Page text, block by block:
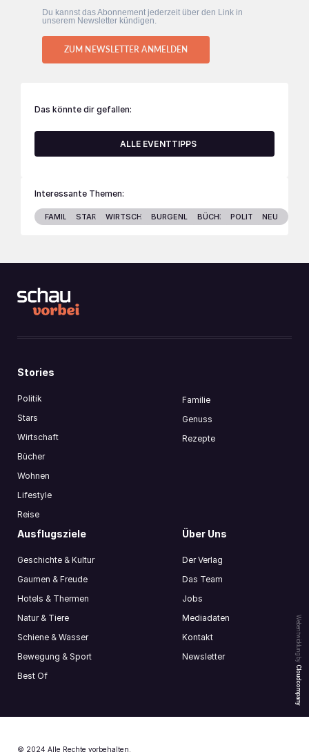
Du kannst das Abonnement jederzeit über den Link in
unserem Newsletter kündigen.
ZUM NEWSLETTER ANMELDEN
Das könnte dir gefallen:
ALLE EVENTTIPPS
Interessante Themen:
FAMILIE STARS WIRTSCHAFTBURGENLANDBÜCHER POLITIK NEU
Webentwicklung by
Cloudcompany
Stories
Politik
Stars
Wirtschaft
Bücher
Wohnen
Lifestyle
Reise
Familie
Genuss
Rezepte
Ausflugsziele
Geschichte & Kultur
Gaumen & Freude
Hotels & Thermen
Natur & Tiere
Schiene & Wasser
Bewegung & Sport
Best Of
Über Uns
Der Verlag
Das Team
Jobs
Mediadaten
Kontakt
Newsletter
© 2024 Alle Rechte vorbehalten.